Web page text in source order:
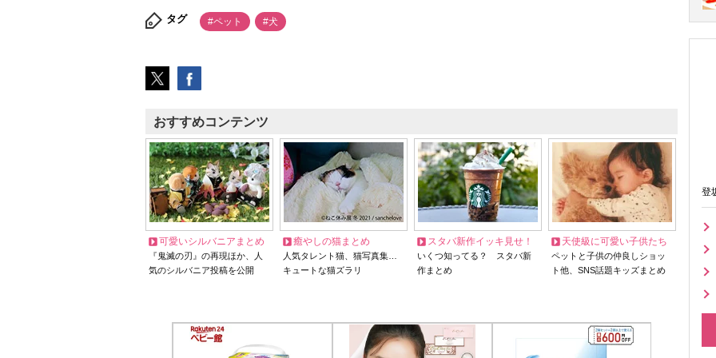
タグ #ペット #犬
おすすめコンテンツ
可愛いシルバニアまとめ
『鬼滅の刃』の再現ほか、人
気のシルバニア投稿を公開
癒やしの猫まとめ
人気タレント猫、猫写真集…
キュートな猫ズラリ
スタバ新作イッキ見せ！
いくつ知ってる？ スタバ新
作まとめ
天使級に可愛い子供たち
ペットと子供の仲良しショッ
ト他、SNS話題キッズまとめ
登